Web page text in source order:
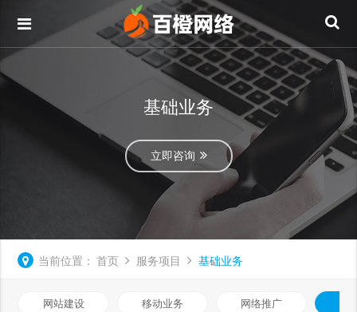
基础业务
立即咨询
当前位置： 首页 服务项目 基础业务
网站建设 移动业务 网络推广